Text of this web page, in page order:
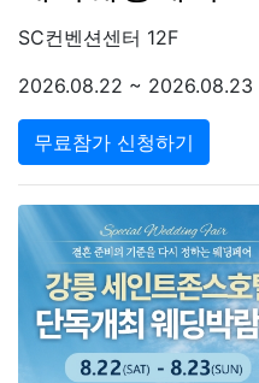
SC컨벤션센터 12F
2026.08.22 ~ 2026.08.23
무료참가 신청하기